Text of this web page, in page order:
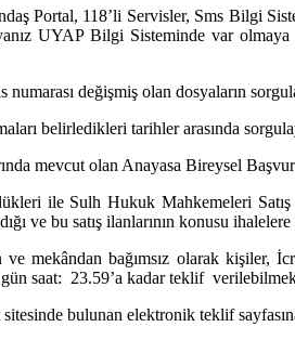
Portal, 118’li Servisler, Sms Bilgi
UYAP Bilgi Sisteminde var
değişmiş olan dosyaların
belirledikleri tarihler arasında
mevcut olan Anayasa Bireysel
ile Sulh Hukuk Mahkemeleri
ve bu satış ilanlarının konusu
mekândan bağımsız olarak
saat: 23.59’a kadar teklif
bulunan elektronik teklif